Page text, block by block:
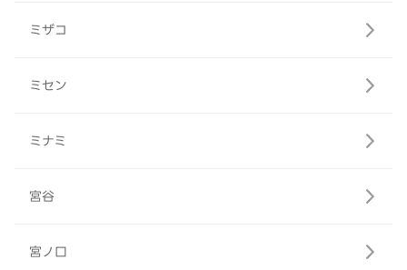
ミザコ
ミセン
ミナミ
宮谷
宮ノ口